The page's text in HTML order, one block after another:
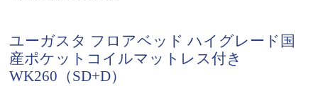
ユーガスタ フロアベッド ハイグレード国
産ポケットコイルマットレス付き
WK260（SD+D）